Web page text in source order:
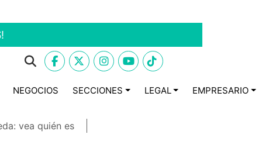
NEGOCIOS SECCIONES LEGAL EMPRESARIO
vea quién es